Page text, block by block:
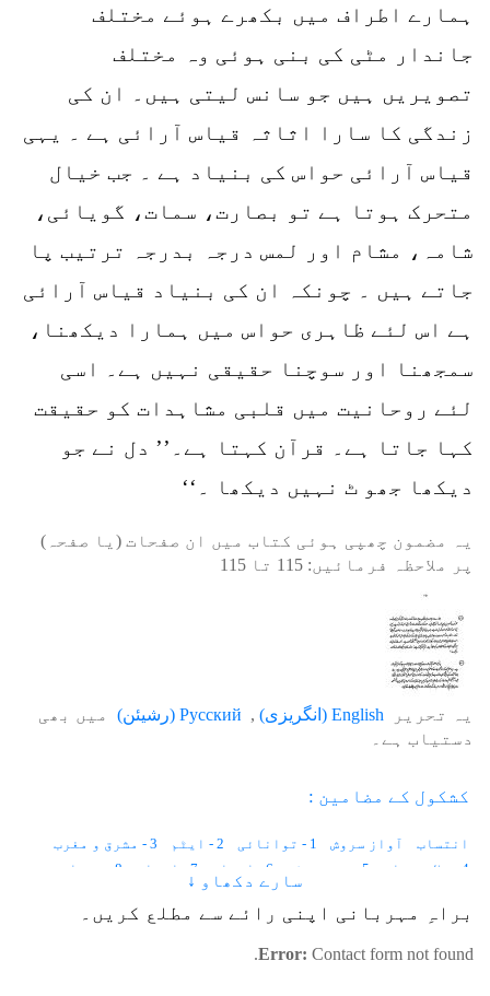
ہمارے اطراف میں بکھرے ہوئے مختلف
جاندار مٹی کی بنی ہوئی وہ مختلف
تصویریں ہیں جو سانس لیتی ہیں۔ ان کی
زندگی کا سارا اثاثہ قیاس آرائی ہے ۔ یہی
قیاس آرائی حواس کی بنیاد ہے ۔ جب خیال
متحرک ہوتا ہے تو بصارت، سمات، گویائی،
شامہ، مشام اور لمس درجہ بدرجہ ترتیب پا
جاتے ہیں ۔ چونکہ ان کی بنیاد قیاس آرائی
ہے اس لئے ظاہری حواس میں ہمارا دیکھنا،
سمجھنا اور سوچنا حقیقی نہیں ہے۔ اسی
لئے روحانیت میں قلبی مشاہدات کو حقیقت
کہا جاتا ہے۔ قرآن کہتا ہے۔’’ دل نے جو
دیکھا جھو ٹ نہیں دیکھا ۔‘‘
یہ مضمون چھپی ہوئی کتاب میں ان صفحات (یا صفحہ)
پر ملاحظہ فرمائیں: 115 تا 115
یہ تحریر English
( انگریزی)
Русский
(رشیئن)
میں بھی
دستیاب ہے۔
کشکول کے مضامین :
انتساب آواز سروش 1 - توانائی 2 - ایٹم
3 - مشرق و مغرب
4 - خلا ئی تار
5 - بجنی مٹی 6 - انجام 7 - اوصاف
8 - وجدان
13 - علمِ کتاب
14 - روحانی آدمی 15 - سکون
16 - خوف اور غم
سارے دکھاو ↓
براہِ مہربانی اپنی رائے سے مطلع کریں۔
Error: Contact form not found.